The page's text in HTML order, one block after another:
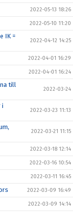
2022-05-13 18:26
2022-05-10 11:20
IK =
2022-04-12 14:25
2022-04-01 16:29
2022-04-01 16:24
till
2022-03-24
i
2022-03-23 11:13
2022-03-21 11:15
2022-03-18 12:14
2022-03-16 10:54
2022-03-11 16:45
2022-03-09 16:49
2022-03-09 14:14